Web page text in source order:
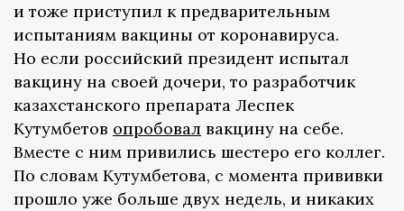
и тоже приступил к предварительным
испытаниям вакцины от коронавируса.
Но если российский президент испытал
вакцину на своей дочери, то разработчик
казахстанского препарата Леспек
Кутумбетов опробовал вакцину на себе.
Вместе с ним привились шестеро его коллег.
По словам Кутумбетова, с момента прививки
прошло уже больше двух недель, и никаких